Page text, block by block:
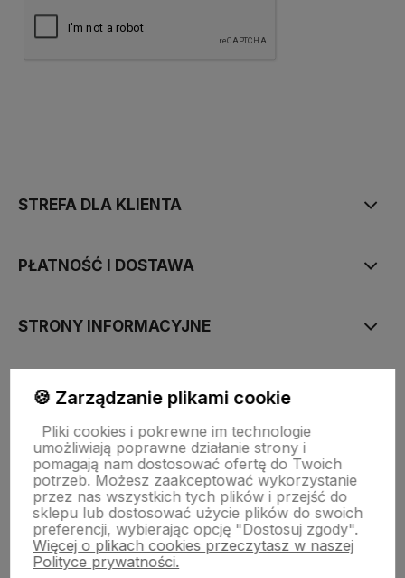
STREFA DLA KLIENTA
PŁATNOŚĆ I DOSTAWA
STRONY INFORMACYJNE
POMOC DLA KLIENTA
Zawartość tej strony jest chroniona prawem autorskim - PINK BOX®
🍪 Zarządzanie plikami cookie
Pliki cookies i pokrewne im technologie
umożliwiają poprawne działanie strony i
pomagają nam dostosować ofertę do Twoich
potrzeb. Możesz zaakceptować wykorzystanie
przez nas wszystkich tych plików i przejść do
sklepu lub dostosować użycie plików do swoich
preferencji, wybierając opcję "Dostosuj zgody".
Więcej o plikach cookies przeczytasz w naszej
Polityce prywatności.